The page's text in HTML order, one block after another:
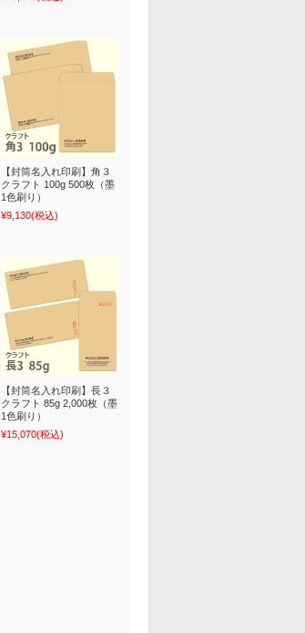
【封筒名入れ印刷】角３
クラフト 100g 500枚（墨
1色刷り）
¥9,130(税込)
【封筒名入れ印刷】長３
クラフト 85g 2,000枚（墨
1色刷り）
¥15,070(税込)